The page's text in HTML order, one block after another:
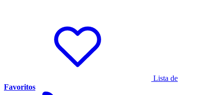
Lista de
Favoritos